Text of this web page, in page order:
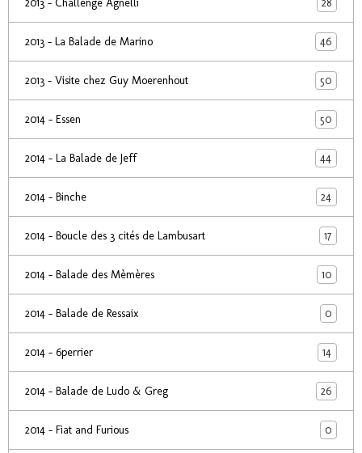
2013 - Challenge Agnelli
2013 - La Balade de Marino 46
2013 - Visite chez Guy Moerenhout 50
2014 - Essen 50
2014 - La Balade de Jeff 44
2014 - Binche 24
2014 - Boucle des 3 cités de Lambusart 17
2014 - Balade des Mèmères 10
2014 - Balade de Ressaix 0
2014 - 6perrier 14
2014 - Balade de Ludo & Greg 26
2014 - Fiat and Furious 0